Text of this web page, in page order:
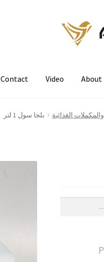
About
Video
Contact
الغذائية بلجا سول 1 لتر